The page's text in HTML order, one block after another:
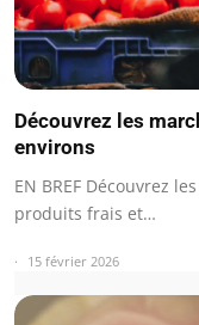
Découvrez les
environs
EN BREF Découvrez
produits frais et…
15 février 2026